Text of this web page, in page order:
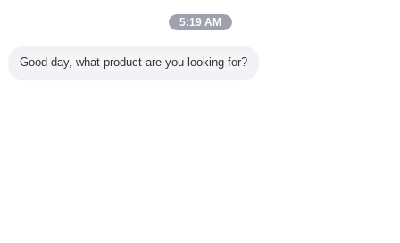
Verified Suplier
5:19 AM
Good day, what product are you looking for?